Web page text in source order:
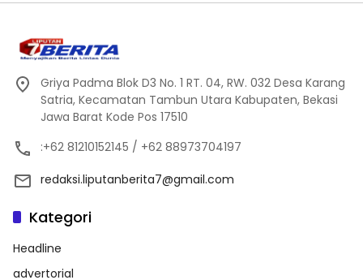
Griya Padma Blok D3 No. 1 RT. 04, RW. 032 Desa Karang
Satria, Kecamatan Tambun Utara Kabupaten, Bekasi
Jawa Barat Kode Pos 17510
:+62 81210152145 / +62 88973704197
redaksi.liputanberita7@gmail.com
Kategori
Headline
advertorial